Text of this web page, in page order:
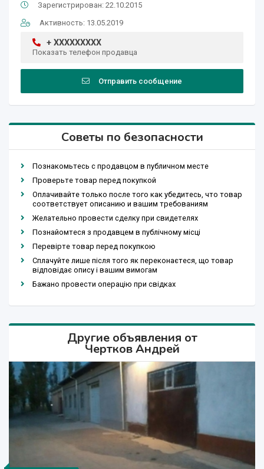
Зарегистрирован: 22.10.2015
Активность: 13.05.2019
+ XXXXXXXXX
Показать телефон продавца
Отправить сообщение
Советы по безопасности
Познакомьтесь с продавцом в публичном месте
Проверьте товар перед покупкой
Оплачивайте только после того как убедитесь, что товар
соответствует описанию и вашим требованиям
Желательно провести сделку при свидетелях
Познайомтеся з продавцем в публічному місці
Перевірте товар перед покупкою
Сплачуйте лише після того як переконаєтеся, що товар
відповідає опису і вашим вимогам
Бажано провести операцію при свідках
Другие объявления от
Чертков Андрей